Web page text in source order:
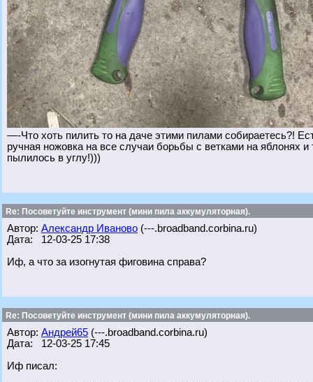
—-Что хоть пилить то на даче этими пилами собираетесь?!
ручная ножовка на все случаи борьбы с ветками на
пылилось в углу!)))
Re: Посоветуйте инструмент (мини пила аккумуляторная).
Автор: Александр Иваново (---.broadband.corbina.ru)
Дата: 12-03-25 17:38
Иф, а что за изогнутая фиговина справа?
Re: Посоветуйте инструмент (мини пила аккумуляторная).
Автор: Андрей65 (---.broadband.corbina.ru)
Дата: 12-03-25 17:45
Иф писал: